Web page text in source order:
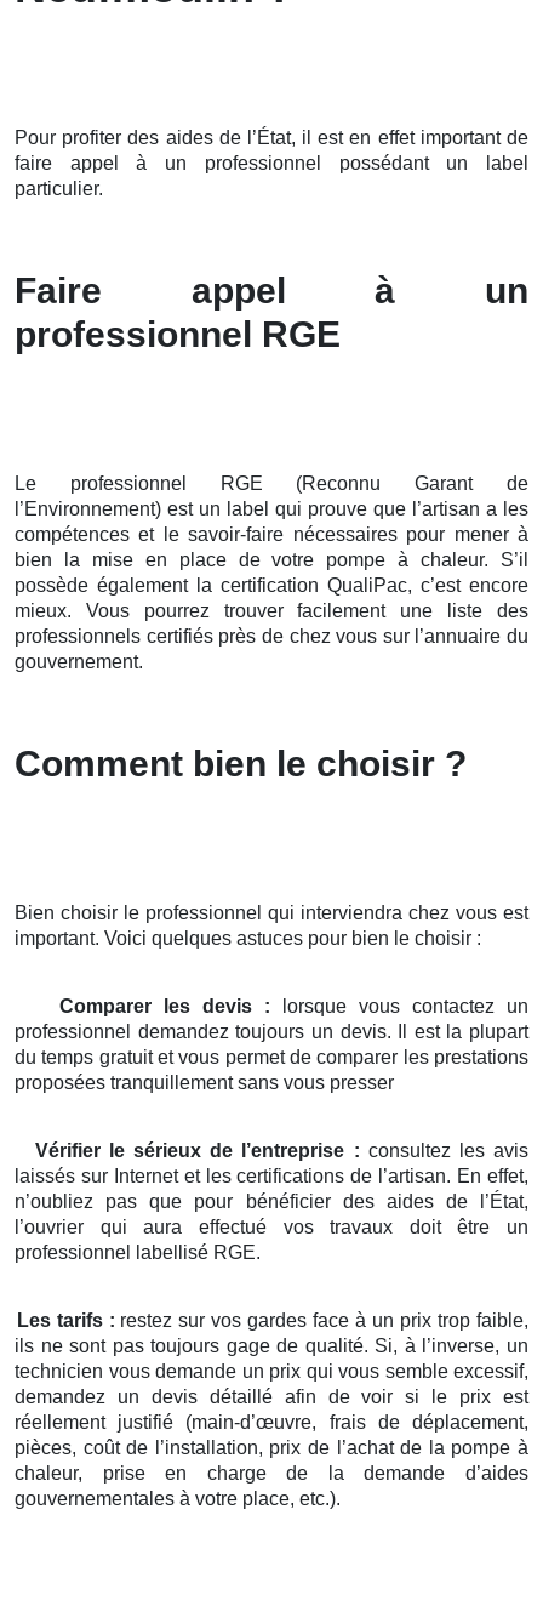
Pour profiter des aides de l’État, il est en effet important de
faire appel à un professionnel possédant un label
particulier.
Faire appel à un
professionnel RGE
Le professionnel RGE (Reconnu Garant de
l’Environnement) est un label qui prouve que l’artisan a les
compétences et le savoir-faire nécessaires pour mener à
bien la mise en place de votre pompe à chaleur. S’il
possède également la certification QualiPac, c’est encore
mieux. Vous pourrez trouver facilement une liste des
professionnels certifiés près de chez vous sur l’annuaire du
gouvernement.
Comment bien le choisir ?
Bien choisir le professionnel qui interviendra chez vous est
important. Voici quelques astuces pour bien le choisir :
Comparer les devis : lorsque vous contactez un
professionnel demandez toujours un devis. Il est la plupart
du temps gratuit et vous permet de comparer les prestations
proposées tranquillement sans vous presser
Vérifier le sérieux de l’entreprise : consultez les avis
laissés sur Internet et les certifications de l’artisan. En effet,
n’oubliez pas que pour bénéficier des aides de l’État,
l’ouvrier qui aura effectué vos travaux doit être un
professionnel labellisé RGE.
Les tarifs : restez sur vos gardes face à un prix trop faible,
ils ne sont pas toujours gage de qualité. Si, à l’inverse, un
technicien vous demande un prix qui vous semble excessif,
demandez un devis détaillé afin de voir si le prix est
réellement justifié (main-d’œuvre, frais de déplacement,
pièces, coût de l’installation, prix de l’achat de la pompe à
chaleur, prise en charge de la demande d’aides
gouvernementales à votre place, etc.).